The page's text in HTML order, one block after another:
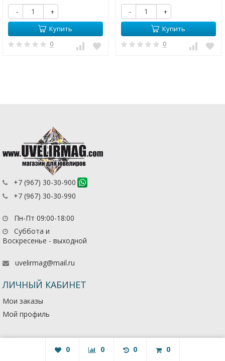
-
+
Купить
0
-
+
Купить
0
+7 (967) 30-30-900
+7 (967) 30-30-990
Пн-Пт 09:00-18:00
Суббота и
Воскресенье - выходной
uvelirmag@mail.ru
ЛИЧНЫЙ КАБИНЕТ
Мои заказы
Мой профиль
0 0 0 0